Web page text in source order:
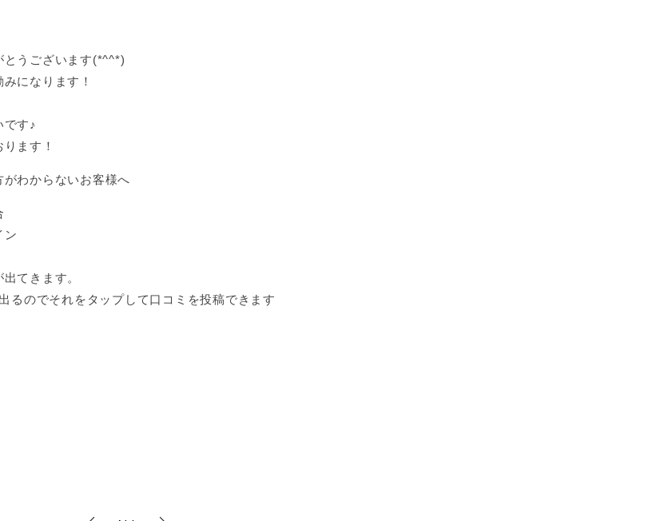
とうございます(*^^*)
になります！
す♪
ます！
わからないお客様へ
ン
てきます。
るのでそれをタップして口コミを投稿できます